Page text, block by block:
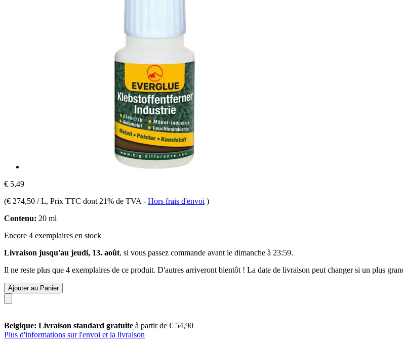
€ 5,49
(€ 274,50 / L, Prix TTC dont 21% de TVA - Hors frais d'envoi )
Contenu: 20 ml
Encore 4 exemplaires en stock
Livraison jusqu'au jeudi, 13. août, si vous passez commande avant le dimanche à 23:59.
Il ne reste plus que 4 exemplaires de ce produit. D'autres arriveront bientôt ! La date de livraison peut changer si un plus
Ajouter au Panier
Belgique: Livraison standard gratuite à partir de € 54,90
Plus d'informations sur l'envoi et la livraison